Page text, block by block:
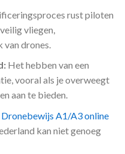
rust piloten
vliegen,
drones.
Het hebben van een
vooral als je overweegt
aan te bieden.
Dronebewijs A1/A3 online
kan niet genoeg